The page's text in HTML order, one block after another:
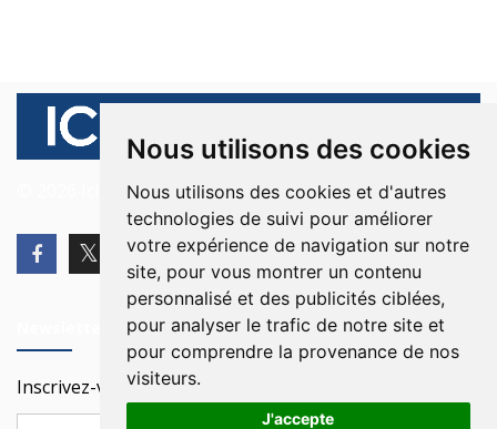
Nous utilisons des cookies
Nous utilisons des cookies et d'autres
technologies de suivi pour améliorer
votre expérience de navigation sur notre
site, pour vous montrer un contenu
personnalisé et des publicités ciblées,
pour analyser le trafic de notre site et
pour comprendre la provenance de nos
visiteurs.
J'accepte
© 2026 Ici Beyrouth. Tous les droits sont réservés.
Inscrivez-vous à notre Newsletter